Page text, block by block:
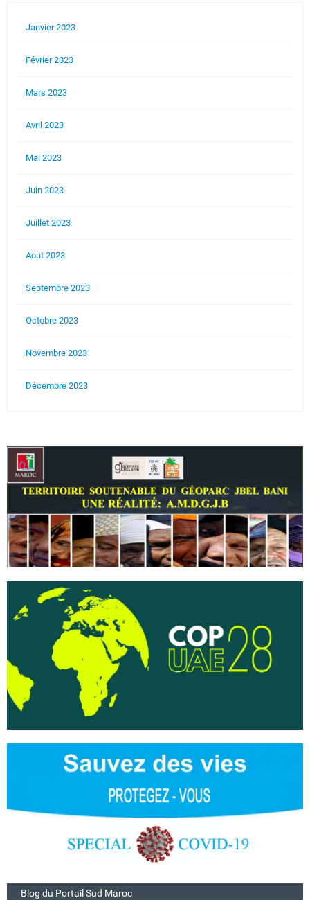
Janvier 2023
Février 2023
Mars 2023
Avril 2023
Mai 2023
Juin 2023
Juillet 2023
Aout 2023
Septembre 2023
Octobre 2023
Novembre 2023
Décembre 2023
Blog du Portail Sud Maroc